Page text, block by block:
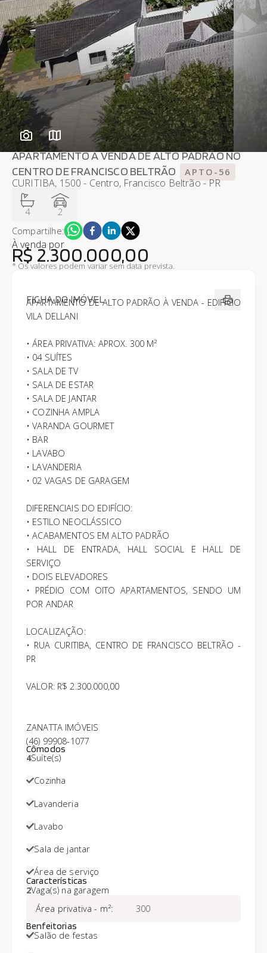
APARTAMENTO À VENDA DE ALTO PADRÃO NO
CENTRO DE FRANCISCO BELTRÃO
APTO-56
CURITIBA, 1500 - Centro, Francisco Beltrão - PR
4
2
Compartilhe:
À venda por
R$ 2.300.000,00
* Os valores podem variar sem data prevista.
FICHA DO IMÓVEL
APARTAMENTO DE ALTO PADRÃO À VENDA - EDIFÍCIO
VILA DELLANI
• ÁREA PRIVATIVA: APROX. 300 M²
• 04 SUÍTES
• SALA DE TV
• SALA DE ESTAR
• SALA DE JANTAR
• COZINHA AMPLA
• VARANDA GOURMET
• BAR
• LAVABO
• LAVANDERIA
• 02 VAGAS DE GARAGEM
DIFERENCIAIS DO EDIFÍCIO:
• ESTILO NEOCLÁSSICO
• ACABAMENTOS EM ALTO PADRÃO
• HALL DE ENTRADA, HALL SOCIAL E HALL DE
SERVIÇO
• DOIS ELEVADORES
• PRÉDIO COM OITO APARTAMENTOS, SENDO UM
POR ANDAR
LOCALIZAÇÃO:
• RUA CURITIBA, CENTRO DE FRANCISCO BELTRÃO -
PR
VALOR: R$ 2.300.000,00
ZANATTA IMÓVEIS
(46) 99908-1077
Cômodos
4Suíte(s)
Cozinha
Lavanderia
Lavabo
Sala de jantar
Área de serviço
Características
2Vaga(s) na garagem
Área privativa - m²: 300
Benfeitorias
Salão de festas